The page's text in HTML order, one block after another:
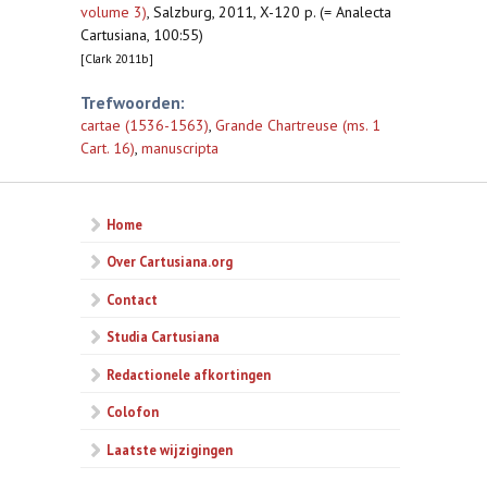
volume 3), Salzburg, 2011, X-120 p. (= Analecta
Cartusiana, 100:55)
[Clark 2011b]
Trefwoorden:
cartae (1536-1563), Grande Chartreuse (ms. 1
Cart. 16), manuscripta
Home
Over Cartusiana.org
Contact
Studia Cartusiana
Redactionele afkortingen
Colofon
Laatste wijzigingen